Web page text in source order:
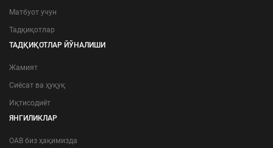
Матбуот учун
Тадқиқотлар
ТАДҚИҚОТЛАР ЙЎНАЛИШИ
Жамият
Сиёсат ва ҳуқуқ
Иқтисодиёт
ЯНГИЛИКЛАР
ОАВ биз ҳақимизда